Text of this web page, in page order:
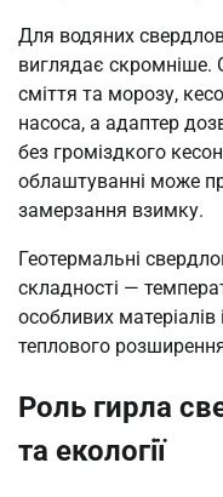
Для водяних
виглядає скромніше.
сміття та морозу,
насоса, а адаптер
без громіздкого
облаштуванні може
замерзання взимку.
Геотермальні
складності —
особливих матеріалів
теплового
Роль гирла
та екології